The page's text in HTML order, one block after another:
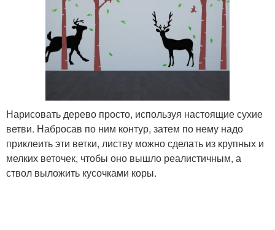
Нарисовать дерево просто, используя настоящие сухие
ветви. Набросав по ним контур, затем по нему надо
приклеить эти ветки, листву можно сделать из крупных и
мелких веточек, чтобы оно вышло реалистичным, а
ствол выложить кусочками коры.